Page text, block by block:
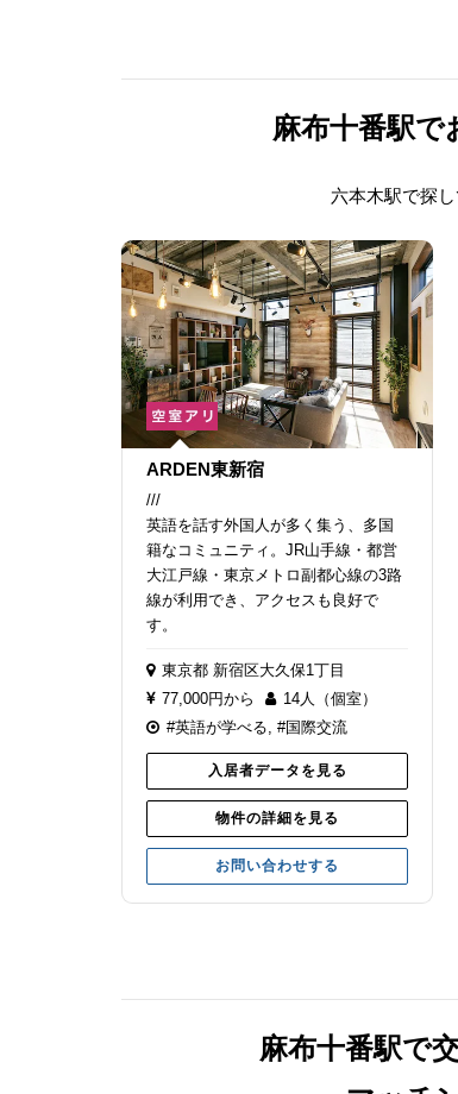
麻布十番駅
六本木駅で探
ARDEN東新宿
///
英語を話す外国人が多く集う、多国
籍なコミュニティ。JR山手線・都営
大江戸線・東京メトロ副都心線の3路
線が利用でき、アクセスも良好で
す。
東京都 新宿区大久保1丁目
77,000円から
14人（個室）
#英語が学べる #国際交流
入居者データを見る
物件の詳細を見る
お問い合わせする
麻布十番駅で